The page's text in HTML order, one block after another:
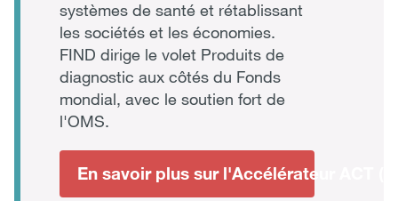
systèmes de santé et rétablissant
les sociétés et les économies.
FIND dirige le volet Produits de
diagnostic aux côtés du Fonds
mondial, avec le soutien fort de
l'OMS.
En savoir plus sur l'Accélérateur ACT